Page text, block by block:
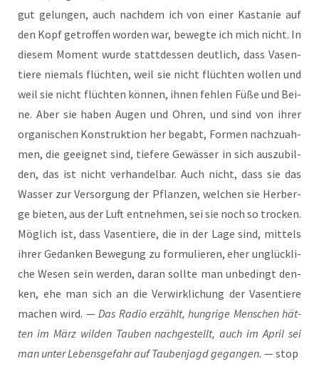
gut gelun­gen, auch nach­dem ich von einer Kas­ta­nie auf
den Kopf getrof­fen wor­den war, beweg­te ich mich nicht. In
die­sem Moment wur­de statt­des­sen deut­lich, dass Vasen­
tie­re nie­mals flüch­ten, weil sie nicht flüch­ten wol­len und
weil sie nicht flüch­ten kön­nen, ihnen feh­len Füße und Bei­
ne. Aber sie haben Augen und Ohren, und sind von ihrer
orga­ni­schen Kon­struk­ti­on her begabt, For­men nach­zu­ah­
men, die geeig­net sind, tie­fe­re Gewäs­ser in sich aus­zu­bil­
den, das ist nicht ver­han­del­bar. Auch nicht, dass sie das
Was­ser zur Ver­sor­gung der Pflan­zen, wel­chen sie Her­ber­
ge bie­ten, aus der Luft ent­neh­men, sei sie noch so tro­cken.
Mög­lich ist, dass Vasen­tie­re, die in der Lage sind, mit­tels
ihrer Gedan­ken Bewe­gung zu for­mu­lie­ren, eher unglück­li­
che Wesen sein wer­den, dar­an soll­te man unbe­dingt den­
ken, ehe man sich an die Ver­wirk­li­chung der Vasen­tie­re
machen wird. —Das Radio erzählt, hung­ri­ge Men­schen hät­
ten im März wil­den Tau­ben nach­ge­stellt, auch im April sei
man unter Lebens­ge­fahr auf Tau­ben­jagd gegan­gen. — stop